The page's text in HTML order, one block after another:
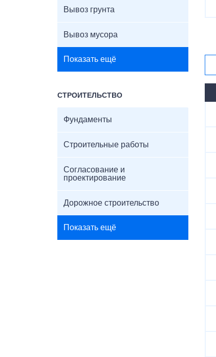
Вывоз грунта
Вывоз мусора
Показать ещё
СТРОИТЕЛЬСТВО
Фундаменты
Строительные работы
Согласование и
проектирование
Дорожное строительство
Показать ещё